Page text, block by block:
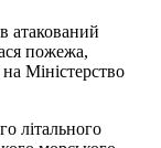
атакований
пожежа,
Міністерство
літального